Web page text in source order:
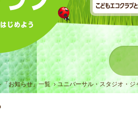
「お知らせ」一覧 ユニバーサル・スタジオ・